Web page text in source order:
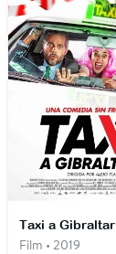
Taxi a Gibraltar
Film • 2019